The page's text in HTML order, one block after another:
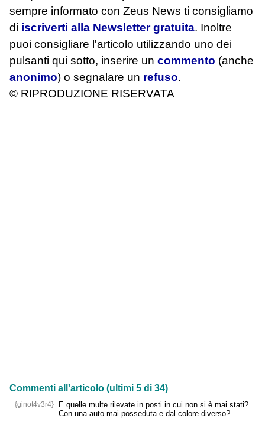
sempre informato con Zeus News ti consigliamo
di iscriverti alla Newsletter gratuita. Inoltre
puoi consigliare l'articolo utilizzando uno dei
pulsanti qui sotto, inserire un commento (anche
anonimo) o segnalare un refuso.
© RIPRODUZIONE RISERVATA
Commenti all'articolo (ultimi 5 di 34)
{ginot4v3r4}
E quelle multe rilevate in posti in cui non si è mai stati?
Con una auto mai posseduta e dal colore diverso?